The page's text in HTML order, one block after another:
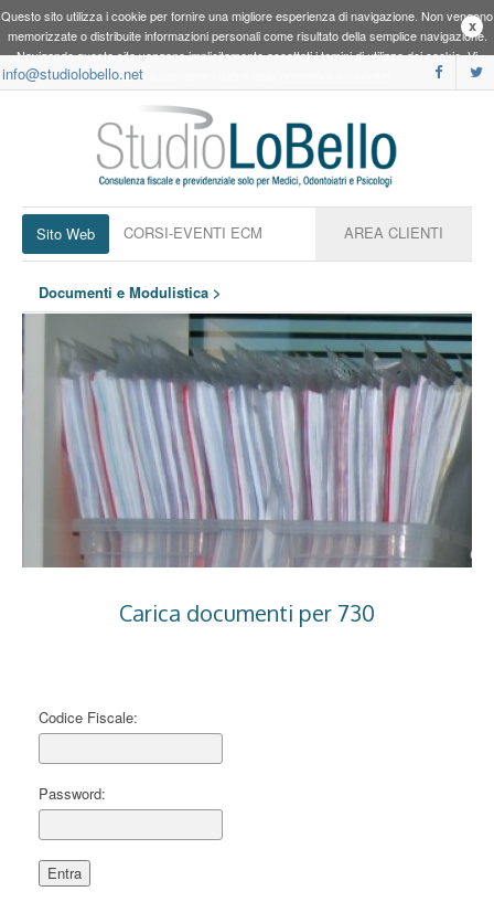
Questo sito utilizza i cookie per fornire una migliore esperienza di navigazione. Non vengono
memorizzate o distribuite informazioni personali come risultato della semplice navigazione.
Navigando questo sito vengono implicitamente accettati i temini di utilizzo dei cookie. Vi
invitiamo a prendere visione della
x
info@studiolobello.net
Sito Web CORSI-EVENTI ECM AREA CLIENTI
Documenti e Modulistica >
Carica documenti per 730
Codice Fiscale:
Password: